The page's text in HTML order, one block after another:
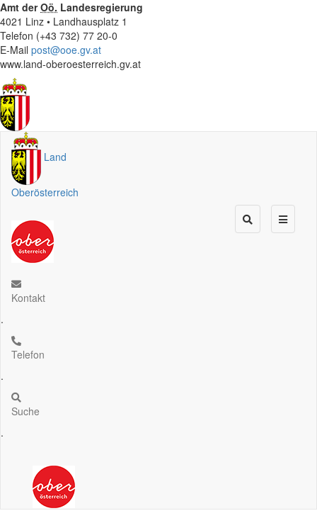
Amt derOö. Landesregierung
4021 Linz • Landhausplatz 1
Telefon (+43 732) 77 20-0
E-Mail post@ooe.gv.at
www.land-oberoesterreich.gv.at
Land
Oberösterreich
Kontakt
.
Telefon
.
Suche
.